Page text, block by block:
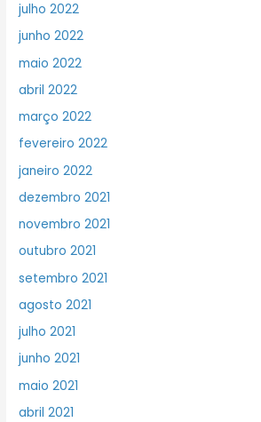
julho 2022
junho 2022
maio 2022
abril 2022
março 2022
fevereiro 2022
janeiro 2022
dezembro 2021
novembro 2021
outubro 2021
setembro 2021
agosto 2021
julho 2021
junho 2021
maio 2021
abril 2021